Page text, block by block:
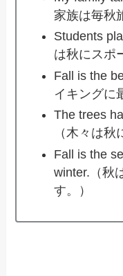
家族は毎秋
Students
は秋にスポ
Fall is the
イキングに
The trees
（木々は秋
Fall is the
winter.（秋
す。）